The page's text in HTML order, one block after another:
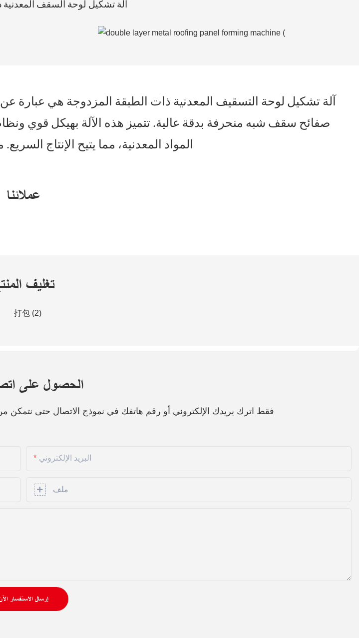
آلة تشكيل لوحة السقف المعدنية
آلة تشكيل لوحة التسقيف المعدنية ذات الطبقة المزدوجة هي عبارة
صفائح سقف شبه منحرفة بدقة عالية. تتميز هذه الآلة بهيكل قوي
عملائنا
تغليف
الحصول على
فقط اترك بريدك الإلكتروني أو رقم هاتفك في نموذج الاتصال حتى
البريد الإلكتروني
ملف
إرسال الاستفسار